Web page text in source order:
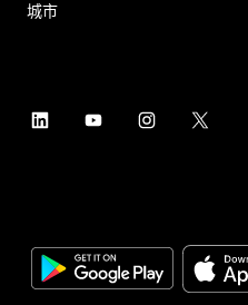
城市